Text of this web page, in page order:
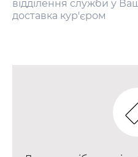
відділення служби у
доставка кур'єром